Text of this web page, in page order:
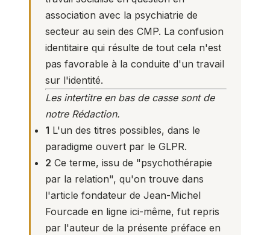
association avec la psychiatrie de
secteur au sein des CMP. La confusion
identitaire qui résulte de tout cela n'est
pas favorable à la conduite d'un travail
sur l'identité.
Les intertitre en bas de casse sont de
notre Rédaction.
1 L'un des titres possibles, dans le
paradigme ouvert par le GLPR.
2 Ce terme, issu de "psychothérapie
par la relation", qu'on trouve dans
l'article fondateur de Jean-Michel
Fourcade en ligne ici-même, fut repris
par l'auteur de la présente préface en